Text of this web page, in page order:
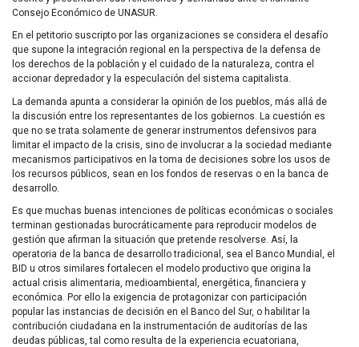
Consejo Económico de UNASUR.
En el petitorio suscripto por las organizaciones se considera el desafío
que supone la integración regional en la perspectiva de la defensa de
los derechos de la población y el cuidado de la naturaleza, contra el
accionar depredador y la especulación del sistema capitalista.
La demanda apunta a considerar la opinión de los pueblos, más allá de
la discusión entre los representantes de los gobiernos. La cuestión es
que no se trata solamente de generar instrumentos defensivos para
limitar el impacto de la crisis, sino de involucrar a la sociedad mediante
mecanismos participativos en la toma de decisiones sobre los usos de
los recursos públicos, sean en los fondos de reservas o en la banca de
desarrollo.
Es que muchas buenas intenciones de políticas económicas o sociales
terminan gestionadas burocráticamente para reproducir modelos de
gestión que afirman la situación que pretende resolverse. Así, la
operatoria de la banca de desarrollo tradicional, sea el Banco Mundial, el
BID u otros similares fortalecen el modelo productivo que origina la
actual crisis alimentaria, medioambiental, energética, financiera y
económica. Por ello la exigencia de protagonizar con participación
popular las instancias de decisión en el Banco del Sur, o habilitar la
contribución ciudadana en la instrumentación de auditorías de las
deudas públicas, tal como resulta de la experiencia ecuatoriana,